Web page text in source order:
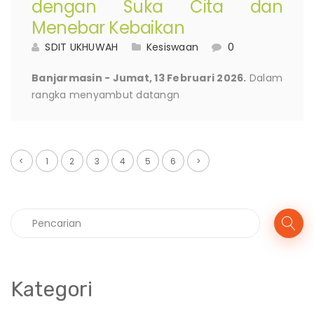
dengan Suka Cita dan
Menebar Kebaikan
SDIT UKHUWAH Kesiswaan 0
Banjarmasin - Jumat, 13 Februari 2026. Dalam
rangka menyambut datangn
< 1 2 3 4 5 6 >
Kategori